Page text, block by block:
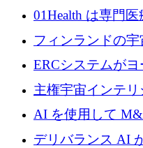
めに 210 万ユーロ
01Health は専門
に 1,500 万ドルを
フィンランドの
Aavuus が、スペ
レシード資金を獲
ERCシステムが
埋めるために設計
であるVictorを発表
主権宇宙インテ
中、ICEYEは評
AI を使用して
るために 110 万
デリバランス AI